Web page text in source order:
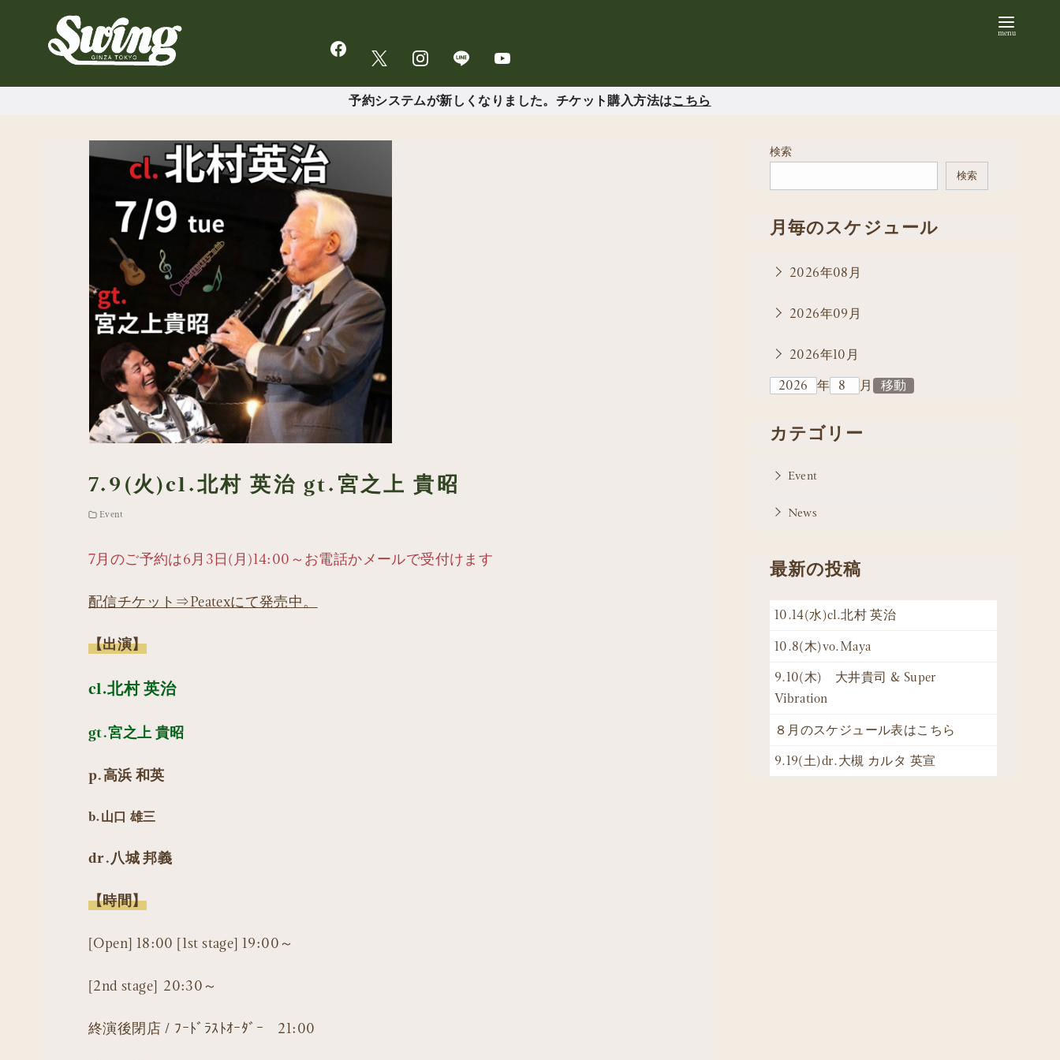
予約システムが新しくなりました。チケット購入方法はこちら
7.9(火)cl.北村 英治 gt.宮之上 貴昭
Event
7月のご予約は6月3日(月)14:00～お電話かメールで受付けます
配信チケット⇒Peatexにて発売中。
【出演】
cl.北村 英治
gt.宮之上 貴昭
p.高浜 和英
b.山口 雄三
dr.八城 邦義
【時間】
[Open] 18:00 [1st stage] 19:00～
[2nd stage] 20:30～
終演後閉店 / ﾌｰﾄﾞﾗｽﾄｵｰﾀﾞｰ 21:00
検索
検索
月毎のスケジュール
2026年08月
2026年09月
2026年10月
年
月
カテゴリー
Event
News
最新の投稿
10.14(水)cl.北村 英治
10.8(木)vo.Maya
9.10(木) 大井貴司 & Super
Vibration
８月のスケジュール表はこちら
9.19(土)dr.大槻 カルタ 英宣